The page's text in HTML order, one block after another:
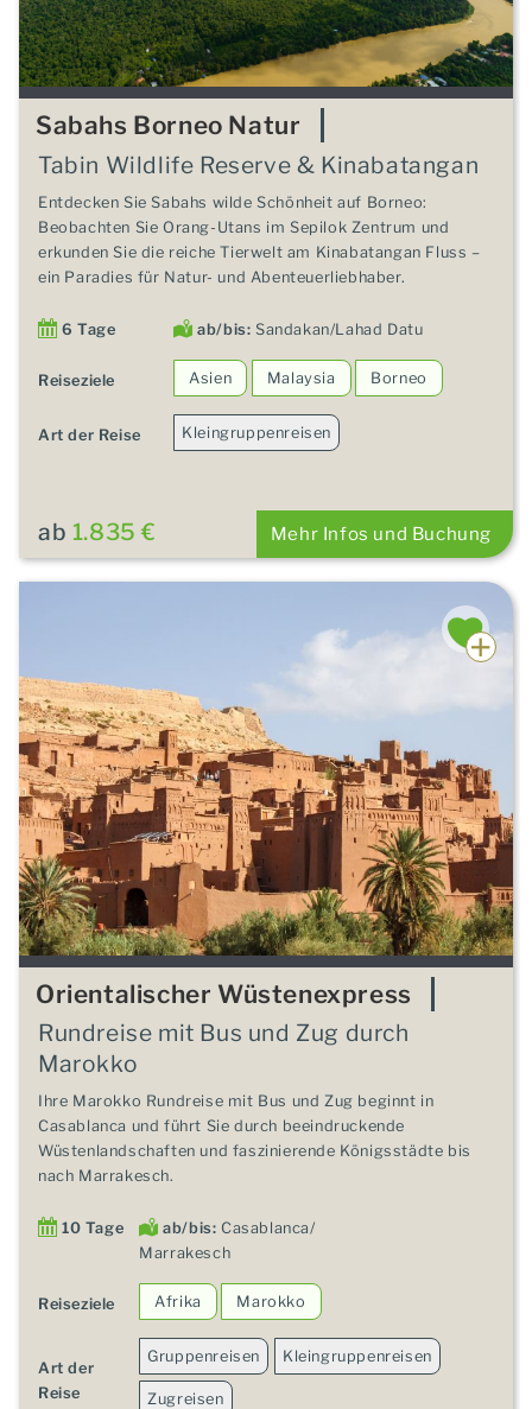
Sabahs Borneo Natur
Tabin Wildlife Reserve & Kinabatangan
Entdecken Sie Sabahs wilde Schönheit auf Borneo:
Beobachten Sie Orang-Utans im Sepilok Zentrum und
erkunden Sie die reiche Tierwelt am Kinabatangan Fluss –
ein Paradies für Natur- und Abenteuerliebhaber.
6 Tage ab/bis: Sandakan/Lahad Datu
Reiseziele Asien Malaysia Borneo
Art der Reise Kleingruppenreisen
ab 1.835 € Mehr Infos und Buchung
Orientalischer Wüstenexpress
Rundreise mit Bus und Zug durch
Marokko
Ihre Marokko Rundreise mit Bus und Zug beginnt in
Casablanca und führt Sie durch beeindruckende
Wüstenlandschaften und faszinierende Königsstädte bis
nach Marrakesch.
10 Tage ab/bis: Casablanca/
Marrakesch
Reiseziele Afrika Marokko
Art der
Reise
Gruppenreisen Kleingruppenreisen
Zugreisen